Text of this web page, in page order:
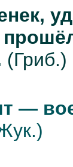
(Гриб.)
—